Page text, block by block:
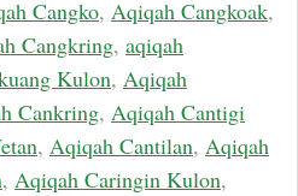
Cangko, Aqiqah Cangkoak,
Cangkring, aqiqah
Kulon, Aqiqah
Cankring, Aqiqah Cantigi
, Aqiqah Cantilan, Aqiqah
, Aqiqah Caringin Kulon,